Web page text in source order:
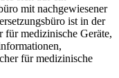
mit nachgewiesener
ist in der
für medizinische Geräte,
für medizinische